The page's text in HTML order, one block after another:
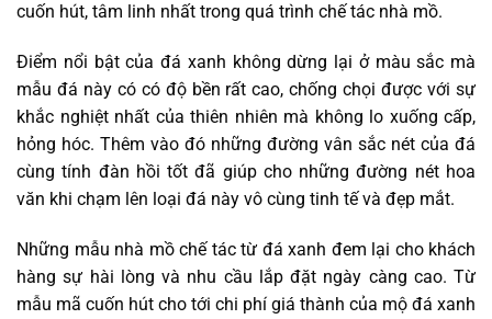
cuốn hút, tâm linh nhất trong quá trình chế tác nhà mồ.
Điểm nổi bật của đá xanh không dừng lại ở màu sắc mà
mẫu đá này có có độ bền rất cao, chống chọi được với sự
khắc nghiệt nhất của thiên nhiên mà không lo xuống cấp,
hỏng hóc. Thêm vào đó những đường vân sắc nét của đá
cùng tính đàn hồi tốt đã giúp cho những đường nét hoa
văn khi chạm lên loại đá này vô cùng tinh tế và đẹp mắt.
Những mẫu nhà mồ chế tác từ đá xanh đem lại cho khách
hàng sự hài lòng và nhu cầu lắp đặt ngày càng cao. Từ
mẫu mã cuốn hút cho tới chi phí giá thành của mộ đá xanh